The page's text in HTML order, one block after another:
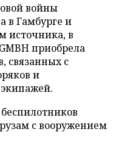
войны
в Гамбурге и
источника, в
приобрела
связанных с
и
с вооружением